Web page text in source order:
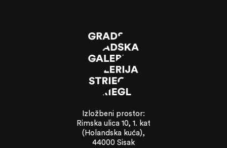
Izložbeni prostor:
Rimska ulica 10, 1. kat
(Holandska kuća),
44000 Sisak